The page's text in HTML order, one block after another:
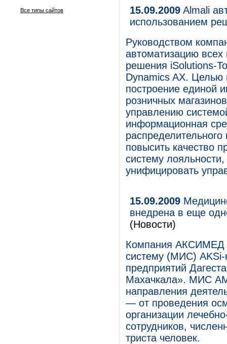
Все типы сайтов 15.09.2009 Almali
использованием
Руководством
автоматизацию
решения iSolutions-
Dynamics AX. Целью
построение единой
розничных
управлению
информационная
повысить качество
систему
унифицировать
15.09.2009
внедрена в еще
(Новости)
Компания АКСИМЕД
систему (МИС)
предприятий
Махачкала». МИС
направления
— от проведения
организации
сотрудников,
триста человек.